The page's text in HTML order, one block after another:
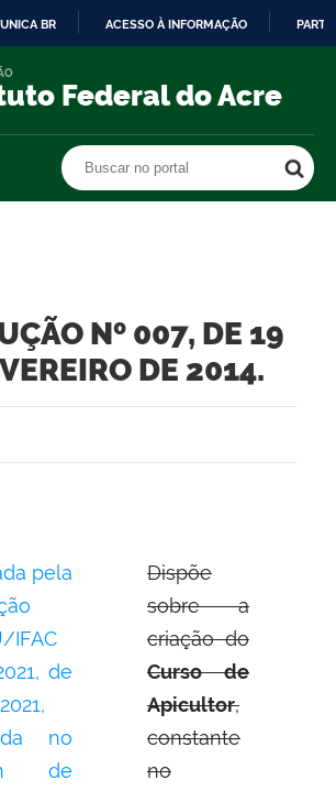
O
BR ACESSO À INFORMAÇÃO
Federal do Acre
Buscar no portal
Nº 007, DE 19
DE 2014.
pela
IFAC
de
no
de
Dispõe
sobre a
criação do
Curso de
Apicultor,
constante
no